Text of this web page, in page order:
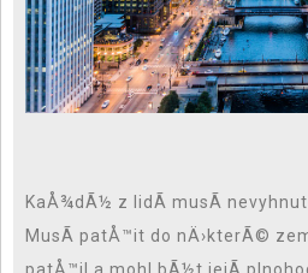
KaÅ¾dÃ½ z lidÃ­ musÃ­
MusÃ­ patÅ™it do nÄ›kterÃ©
patÅ™il a mohl bÃ½t jejÃ­